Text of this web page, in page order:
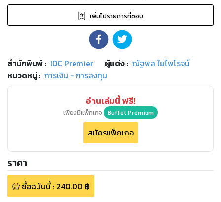
เพิ่มไปรายการที่ชอบ
สำนักพิมพ์: IDC Premier ผู้แต่ง : ณัฐพล ใยไพโรจน์
หมวดหมู่: การเงิน - การลงทุน
อ่านเล่มนี้ ฟรี!
เพียงมีแพ็กเกจ Buffet Premium
สมัครแพ็กเกจ
ราคา
ซื้อฉบับนี้: 240.00 ฿